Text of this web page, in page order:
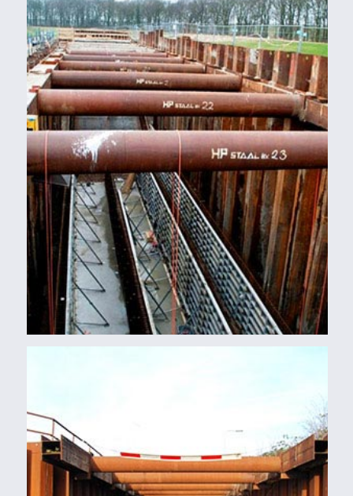
Buizen
MÁXIMAKANAAL DEN BOSCH
TIJDELIJKE WATERGANG BREUKELEN